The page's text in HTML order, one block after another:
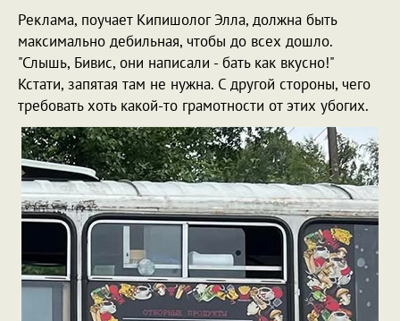
Реклама, поучает Кипишолог Элла, должна быть
максимально дебильная, чтобы до всех дошло.
"Слышь, Бивис, они написали - бать как вкусно!"
Кстати, запятая там не нужна. С другой стороны, чего
требовать хоть какой-то грамотности от этих убогих.